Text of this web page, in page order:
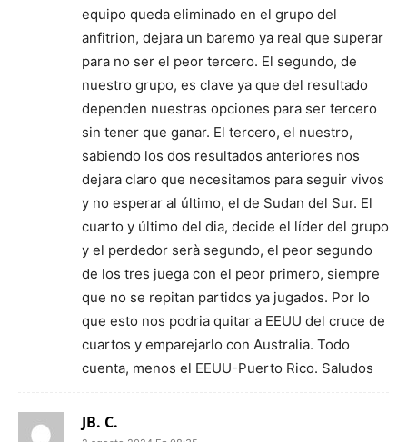
equipo queda eliminado en el grupo del
anfitrion, dejara un baremo ya real que superar
para no ser el peor tercero. El segundo, de
nuestro grupo, es clave ya que del resultado
dependen nuestras opciones para ser tercero
sin tener que ganar. El tercero, el nuestro,
sabiendo los dos resultados anteriores nos
dejara claro que necesitamos para seguir vivos
y no esperar al último, el de Sudan del Sur. El
cuarto y último del dia, decide el líder del grupo
y el perdedor serà segundo, el peor segundo
de los tres juega con el peor primero, siempre
que no se repitan partidos ya jugados. Por lo
que esto nos podria quitar a EEUU del cruce de
cuartos y emparejarlo con Australia. Todo
cuenta, menos el EEUU-Puerto Rico. Saludos
JB. C.